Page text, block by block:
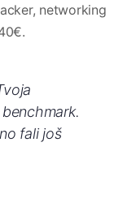
networking
fali još